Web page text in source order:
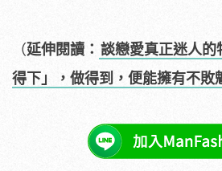
（延伸閱讀： 談戀愛真正迷人的
得下」，做得到，便能擁有不敗